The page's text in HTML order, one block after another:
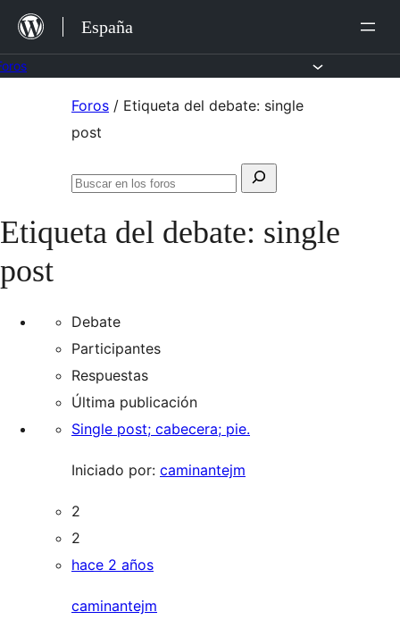
Saltar
contenido
España
Foros / Etiqueta del debate: single
post
Buscar:
Buscar
foros
Etiqueta del debate: single
post
Debate
Participantes
Respuestas
Última publicación
Single post; cabecera; pie.
Iniciado por: caminantejm
2
2
hace 2 años
caminantejm